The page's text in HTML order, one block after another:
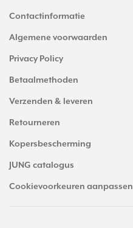
Contactinformatie
Algemene voorwaarden
Privacy Policy
Betaalmethoden
Verzenden & leveren
Retourneren
Kopersbescherming
JUNG catalogus
Cookievoorkeuren aanpassen